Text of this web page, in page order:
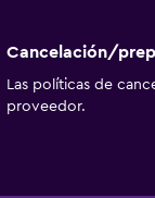
Cancelación/
Las políticas de
proveedor.